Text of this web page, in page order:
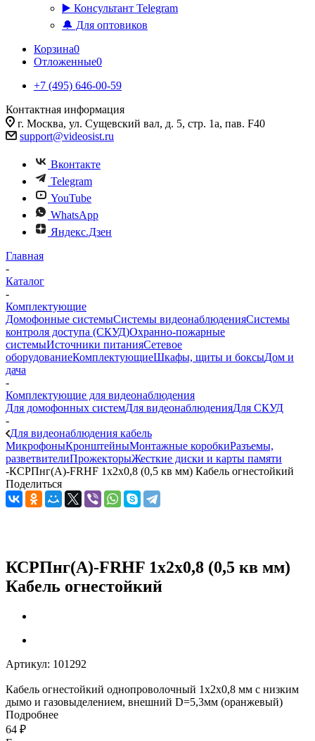
▶️ Консультант Telegram
🔔 Для оптовиков
Корзина0
Отложенные0
+7 (495) 646-00-59
Контактная информация
г. Москва, ул. Сущевский вал, д. 5, стр. 1а, пав. F40
support@videosist.ru
Вконтакте
Telegram
YouTube
WhatsApp
Яндекс.Дзен
Главная
-
Каталог
-
Комплектующие
Домофонные системыСистемы видеонаблюденияСистемы
контроля доступа (СКУД)Охранно-пожарные
системыИсточники питанияСетевое
оборудованиеКомплектующиеШкафы, щиты и боксыДом и
дача
-
Комплектующие для видеонаблюдения
Для домофонных системДля видеонаблюденияДля СКУД
-
Для видеонаблюдения кабель
МикрофоныКронштейныМонтажные коробкиРазъемы,
разветвителиПрожекторыЖесткие диски и карты памяти
-КСРПнг(А)-FRHF 1х2х0,8 (0,5 кв мм) Кабель огнестойкий
Поделиться
КСРПнг(А)-FRHF 1х2х0,8 (0,5 кв мм)
Кабель огнестойкий
Артикул: 101292
Кабель огнестойкий однопроволочный 1х2х0,8 мм с низким
дымо и газовыделением, внешний D=5,3мм (оранжевый)
Подробнее
64 ₽